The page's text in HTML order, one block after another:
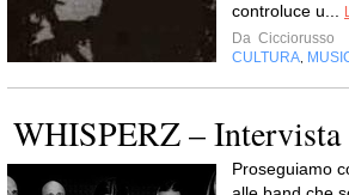
controluce u...
Da Cicciorusso
CULTURA,
WHISPERZ – Intervista
Proseguiamo